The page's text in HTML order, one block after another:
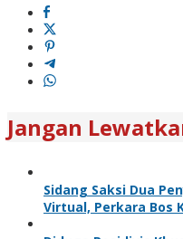
Jangan
Sidang Saksi Dua
Virtual, Perkara Bos